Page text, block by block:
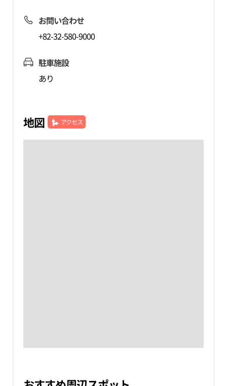
お問い合わせ
+82-32-580-9000
駐車施設
あり
地図 アクセス